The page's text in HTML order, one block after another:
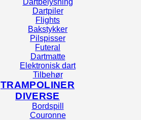
Dartpiler
Flights
Bakstykker
Pilspisser
Futeral
Dartmatte
Elektronisk dart
Tilbehør
TRAMPOLINER
DIVERSE
Bordspill
Couronne